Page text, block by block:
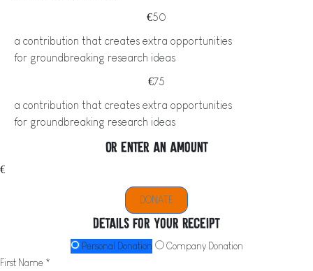
€50
a contribution that creates extra opportunities
for groundbreaking research ideas
€75
a contribution that creates extra opportunities
for groundbreaking research ideas
Or enter an amount
€
DONATE
Details for your receipt
Personal Donation
Company Donation
First Name *